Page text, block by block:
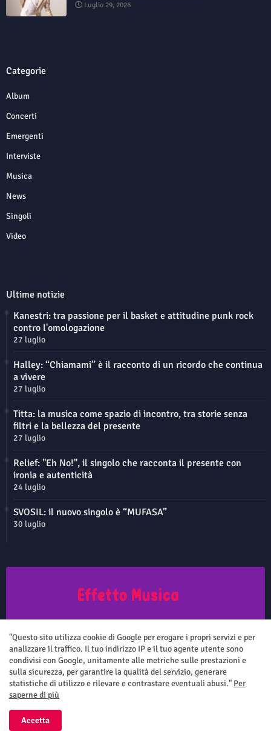
Luglio 29, 2026
Categorie
Album
Concerti
Emergenti
Interviste
Musica
News
Singoli
Video
Ultime notizie
Kanestri: tra passione per il basket e attitudine punk rock
contro l'omologazione
27 luglio
Halley: “Chiamami” è il racconto di un ricordo che continua
a vivere
27 luglio
Titta: la musica come spazio di incontro, tra storie senza
filtri e la bellezza del presente
27 luglio
Relief: "Eh No!", il singolo che racconta il presente con
ironia e autenticità
24 luglio
SVOSIL: il nuovo singolo è “MUFASA”
30 luglio
aggiornato senza nessuna periodicità. Non può pertanto considerarsi
un prodotto editoriale ai sensi della legge n.62 del 7.03.2001
Home
"Questo sito utilizza cookie di Google per erogare i propri servizi e per
analizzare il traffico. Il tuo indirizzo IP e il tuo agente utente sono
condivisi con Google, unitamente alle metriche sulle prestazioni e
sulla sicurezza, per garantire la qualità del servizio, generare
statistiche di utilizzo e rilevare e contrastare eventuali abusi." Per
saperne di più
Accetta